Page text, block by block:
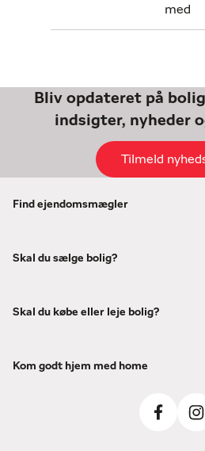
med
Bliv opdateret på
indsigter, nyheder
Tilmeld
Find ejendomsmægler
Skal du sælge bolig?
Skal du købe eller leje bolig?
Kom godt hjem med home